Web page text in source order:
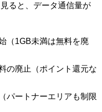
ると、データ通信量が
（1GB未満は無料を廃
の廃止（ポイント還元な
パートナーエリアも制限